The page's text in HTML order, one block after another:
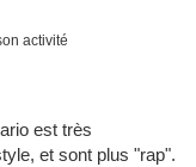
activité
est très
et sont plus "rap".